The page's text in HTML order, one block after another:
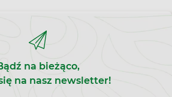
na bieżąco,
na nasz newsletter!